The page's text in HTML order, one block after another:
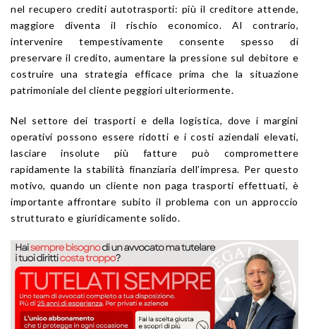
nel recupero crediti autotrasporti: più il creditore attende,
maggiore diventa il rischio economico. Al contrario,
intervenire tempestivamente consente spesso di
preservare il credito, aumentare la pressione sul debitore e
costruire una strategia efficace prima che la situazione
patrimoniale del cliente peggiori ulteriormente.
Nel settore dei trasporti e della logistica, dove i margini
operativi possono essere ridotti e i costi aziendali elevati,
lasciare insolute più fatture può compromettere
rapidamente la stabilità finanziaria dell’impresa. Per questo
motivo, quando un cliente non paga trasporti effettuati, è
importante affrontare subito il problema con un approccio
strutturato e giuridicamente solido.